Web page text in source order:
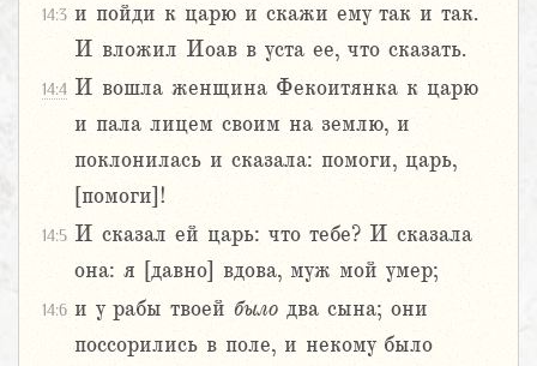
14:3 и пойди к царю и скажи ему так и так.
И вложил Иоав в уста ее, что сказать.
14:4 И вошла женщина Фекоитянка к царю
и пала лицем своим на землю, и
поклонилась и сказала: помоги, царь,
[помоги]!
14:5 И сказал ей царь: что тебе? И сказала
она: я [давно] вдова, муж мой умер;
14:6 и у рабы твоей было два сына; они
поссорились в поле, и некому было